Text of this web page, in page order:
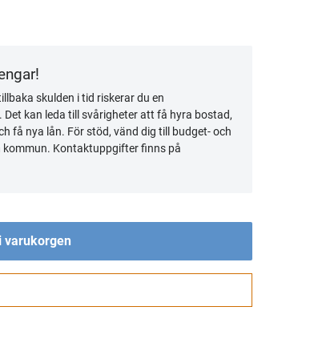
skulden i tid riskerar du en
kan leda till svårigheter att få hyra bostad,
få nya lån. För stöd, vänd dig till budget- och
kommun. Kontaktuppgifter finns på
varukorgen